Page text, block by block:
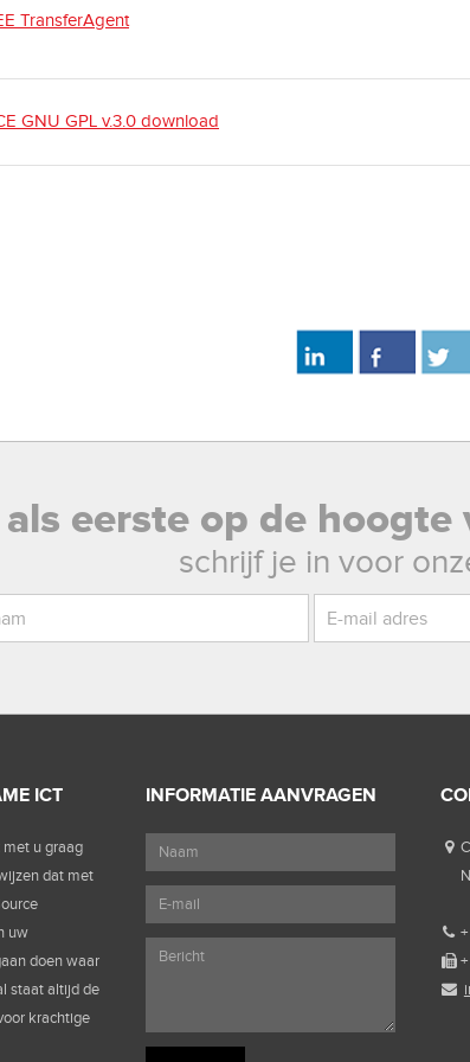
TransferAgent
GNU GPL v.3.0 download
eerste op de hoogte
schrijf je in voor
ICT
u graag
dat met
uw
doen waar
staat altijd de
krachtige
INFORMATIE AANVRAGEN